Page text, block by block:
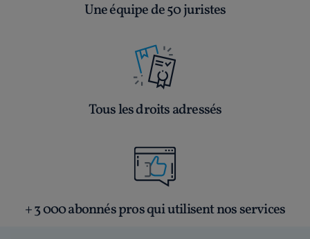
Une équipe de 50 juristes
Tous les droits adressés
+ 3 000 abonnés pros qui utilisent nos services